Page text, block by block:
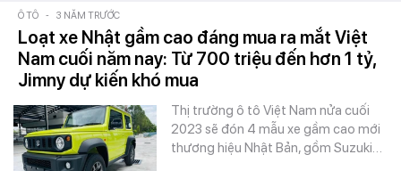
Ô TÔ - 3 NĂM TRƯỚC
Loạt xe Nhật gầm cao đáng mua ra mắt Việt
Nam cuối năm nay: Từ 700 triệu đến hơn 1 tỷ,
Jimny dự kiến khó mua
Thị trường ô tô Việt Nam nửa cuối
2023 sẽ đón 4 mẫu xe gầm cao mới
thương hiệu Nhật Bản, gồm Suzuki…